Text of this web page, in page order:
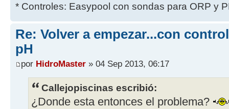
* Controles: Easypool con sondas para ORP y
Re: Volver a empezar...con
pH
por HidroMaster » 04 Sep 2013, 06:17
Callejopiscinas escribió:
¿Donde esta entonces el problema?